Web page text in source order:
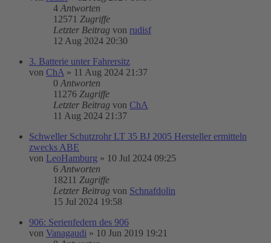
4 Antworten
12571 Zugriffe
Letzter Beitrag von rudisf
12 Aug 2024 20:30
3. Batterie unter Fahrersitz
von ChA » 11 Aug 2024 21:37
0 Antworten
11276 Zugriffe
Letzter Beitrag von ChA
11 Aug 2024 21:37
Schweller Schutzrohr LT 35 BJ 2005 Hersteller ermitteln
zwecks ABE
von LeoHamburg » 10 Jul 2024 09:25
6 Antworten
18211 Zugriffe
Letzter Beitrag von Schnafdolin
15 Jul 2024 19:58
906: Serienfedern des 906
von Vanagaudi » 10 Jun 2019 19:21